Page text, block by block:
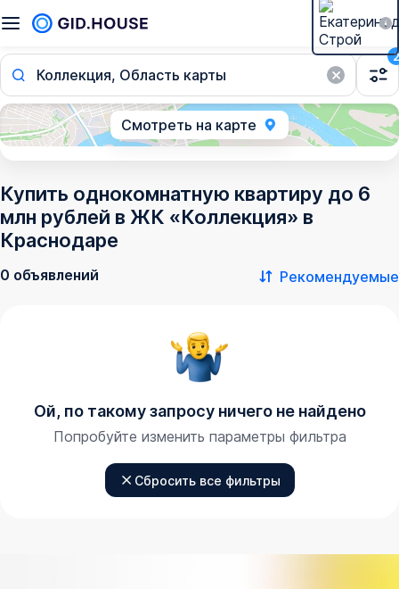
Коллекция, Область карты
2
Смотреть на карте
Купить однокомнатную квартиру до 6
млн рублей в ЖК «Коллекция» в
Краснодаре
0 объявлений Рекомендуемые
Ой, по такому запросу ничего не найдено
Попробуйте изменить параметры фильтра
Сбросить все фильтры